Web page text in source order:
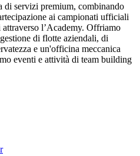
di servizi premium, combinando
ai campionati ufficiali
l’Academy. Offriamo
di flotte aziendali, di
e un'officina meccanica
eventi e attività di team building